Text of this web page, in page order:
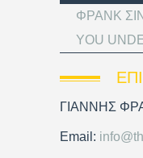
ΦΡΑΝΚ
YOU
ΓΙΑΝΝΗΣ
Email: